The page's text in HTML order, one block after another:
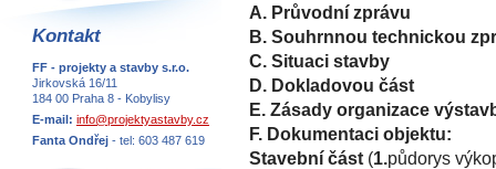
A. Průvodní zprávu
B. Souhrnnou technickou
C. Situaci stavby
D. Dokladovou část
E. Zásady organizace
F. Dokumentaci objektu:
Stavební část (1.půdorys
Kontakt
FF - projekty a stavby s.r.o.
Jirkovská 16/11
184 00 Praha 8 - Kobylisy
E-mail: info@projektyastavby.cz
Fanta Ondřej - tel: 603 487 619